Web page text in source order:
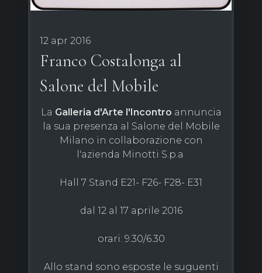
12 apr 2016
Franco Costalonga al
Salone del Mobile
La Galleria d'Arte l'Incontro annuncia
la sua presenza al Salone del Mobile
Milano in collaborazione con
l'azienda Minotti S.p.a
Hall 7 Stand E21- F26- F28- E31
dal 12 al 17 aprile 2016
orari: 9.30/6.30
Allo stand sono esposte le suguenti